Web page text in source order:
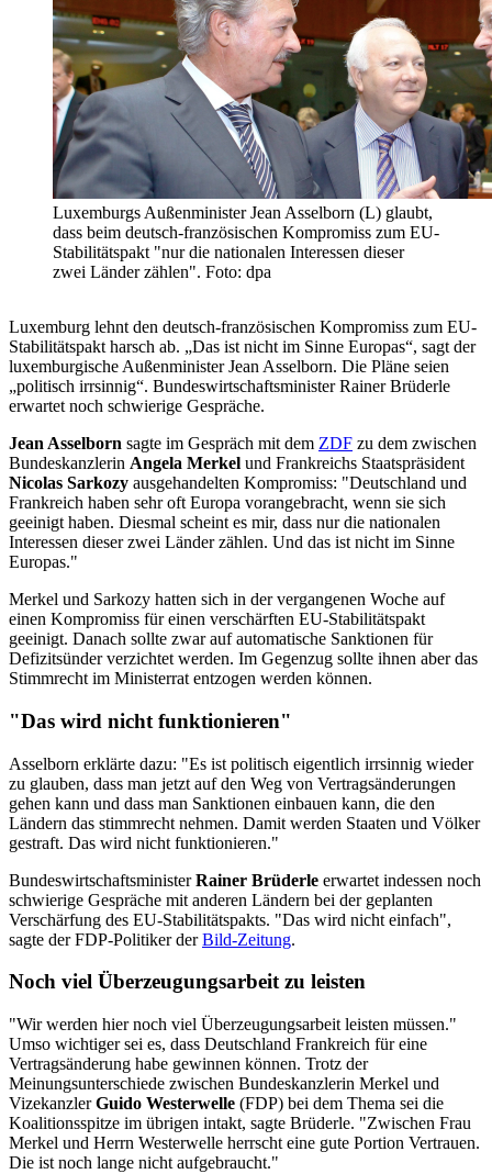
Luxemburgs Außenminister Jean Asselborn (L) glaubt,
dass beim deutsch-französischen Kompromiss zum EU-
Stabilitätspakt "nur die nationalen Interessen dieser
zwei Länder zählen". Foto: dpa
Luxemburg lehnt den deutsch-französischen Kompromiss zum EU-
Stabilitätspakt harsch ab. „Das ist nicht im Sinne Europas“, sagt der
luxemburgische Außenminister Jean Asselborn. Die Pläne seien
„politisch irrsinnig“. Bundeswirtschaftsminister Rainer Brüderle
erwartet noch schwierige Gespräche.
Jean Asselborn sagte im Gespräch mit dem ZDF zu dem zwischen
Bundeskanzlerin Angela Merkel und Frankreichs Staatspräsident
Nicolas Sarkozy ausgehandelten Kompromiss: "Deutschland und
Frankreich haben sehr oft Europa vorangebracht, wenn sie sich
geeinigt haben. Diesmal scheint es mir, dass nur die nationalen
Interessen dieser zwei Länder zählen. Und das ist nicht im Sinne
Europas."
Merkel und Sarkozy hatten sich in der vergangenen Woche auf
einen Kompromiss für einen verschärften EU-Stabilitätspakt
geeinigt. Danach sollte zwar auf automatische Sanktionen für
Defizitsünder verzichtet werden. Im Gegenzug sollte ihnen aber das
Stimmrecht im Ministerrat entzogen werden können.
"Das wird nicht funktionieren"
Asselborn erklärte dazu: "Es ist politisch eigentlich irrsinnig wieder
zu glauben, dass man jetzt auf den Weg von Vertragsänderungen
gehen kann und dass man Sanktionen einbauen kann, die den
Ländern das stimmrecht nehmen. Damit werden Staaten und Völker
gestraft. Das wird nicht funktionieren."
BundeswirtschaftsministerRainer Brüderle erwartet indessen noch
schwierige Gespräche mit anderen Ländern bei der geplanten
Verschärfung des EU-Stabilitätspakts. "Das wird nicht einfach",
sagte der FDP-Politiker derBild-Zeitung.
Noch viel Überzeugungsarbeit zu leisten
"Wir werden hier noch viel Überzeugungsarbeit leisten müssen."
Umso wichtiger sei es, dass Deutschland Frankreich für eine
Vertragsänderung habe gewinnen können. Trotz der
Meinungsunterschiede zwischen Bundeskanzlerin Merkel und
VizekanzlerGuido Westerwelle (FDP) bei dem Thema sei die
Koalitionsspitze im übrigen intakt, sagte Brüderle. "Zwischen Frau
Merkel und Herrn Westerwelle herrscht eine gute Portion Vertrauen.
Die ist noch lange nicht aufgebraucht."